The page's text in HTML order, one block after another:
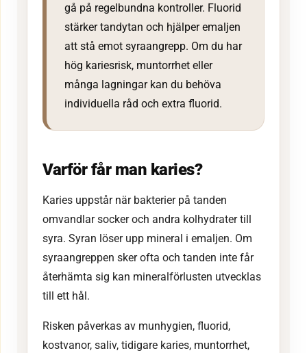
gå på regelbundna kontroller. Fluorid
stärker tandytan och hjälper emaljen
att stå emot syraangrepp. Om du har
hög kariesrisk, muntorrhet eller
många lagningar kan du behöva
individuella råd och extra fluorid.
Varför får man karies?
Karies uppstår när bakterier på tanden
omvandlar socker och andra kolhydrater till
syra. Syran löser upp mineral i emaljen. Om
syraangreppen sker ofta och tanden inte får
återhämta sig kan mineralförlusten utvecklas
till ett hål.
Risken påverkas av munhygien, fluorid,
kostvanor, saliv, tidigare karies, muntorrhet,